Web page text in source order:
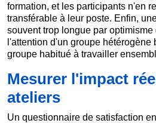
formation, et les participants n'en
transférable à leur poste. Enfin,
souvent trop longue par optimisme
l'attention d'un groupe hétérogène
groupe habitué à travailler
Mesurer l'impact
ateliers
Un questionnaire de satisfaction